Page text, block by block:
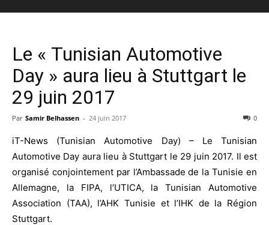
Le « Tunisian Automotive
Day » aura lieu à Stuttgart le
29 juin 2017
Par Samir Belhassen - 24 juin 2017 0
iT-News (Tunisian Automotive Day) – Le Tunisian
Automotive Day aura lieu à Stuttgart le 29 juin 2017. Il est
organisé conjointement par l’Ambassade de la Tunisie en
Allemagne, la FIPA, l’UTICA, la Tunisian Automotive
Association (TAA), l’AHK Tunisie et l’IHK de la Région
Stuttgart.